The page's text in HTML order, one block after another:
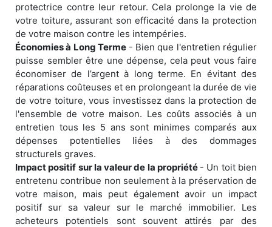
protectrice contre leur retour. Cela prolonge la vie de
votre toiture, assurant son efficacité dans la protection
de votre maison contre les intempéries.
Économies à Long Terme - Bien que l'entretien régulier
puisse sembler être une dépense, cela peut vous faire
économiser de l’argent à long terme. En évitant des
réparations coûteuses et en prolongeant la durée de vie
de votre toiture, vous investissez dans la protection de
l'ensemble de votre maison. Les coûts associés à un
entretien tous les 5 ans sont minimes comparés aux
dépenses potentielles liées à des dommages
structurels graves.
Impact positif sur la valeur de la propriété - Un toit bien
entretenu contribue non seulement à la préservation de
votre maison, mais peut également avoir un impact
positif sur sa valeur sur le marché immobilier. Les
acheteurs potentiels sont souvent attirés par des